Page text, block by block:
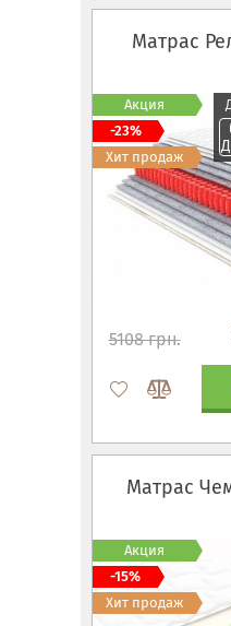
Матрас
5108 грн.
Акция
-23%
Хит продаж
Матрас
Акция
-15%
Хит продаж